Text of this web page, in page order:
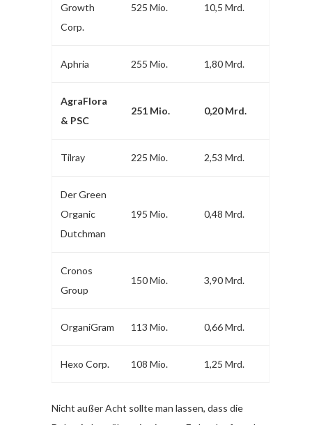
Growth
Corp.
525 Mio. 10,5 Mrd.
Aphria 255 Mio. 1,80 Mrd.
AgraFlora
& PSC
251 Mio. 0,20 Mrd.
Tilray 225 Mio. 2,53 Mrd.
Der Green
Organic
Dutchman
195 Mio. 0,48 Mrd.
Cronos
Group
150 Mio. 3,90 Mrd.
OrganiGram 113 Mio. 0,66 Mrd.
Hexo Corp. 108 Mio. 1,25 Mrd.
Nicht außer Acht sollte man lassen, dass die